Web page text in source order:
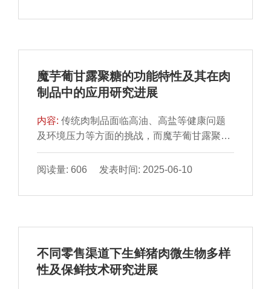
类、6 种酮类、11 种醛类、5 种酯类、10 种
其他成分，聚类分析发现，常温贮藏36 h后鸡
汤挥发性成分变化明显。(E)-2-辛醛、2-甲基
丙醇、乙酸丙酯、苯甲醛、(E)-2-戊醛等刺激
性气味成分可作为预制鸡汤贮藏期间腐败变质
新型营养健康食品的开发成为研究热点。本文
质、营养等不同需求，从加工工艺（超声处
胶体）和功能性（低盐、低脂、低糖、低胆固
醇、高膳食纤维、营养素强化）方面对新型营
展前景进行展望，以期为新型营养肉制品开发
提供理论参考。
魔芋葡甘露聚糖的功能特性及其在肉
制品中的应用研究进展
内容:传统肉制品面临高油、高盐等健康问题
及环境压力等方面的挑战，而魔芋葡甘露聚糖
（konjac glucomannan，KGM）作为一种天
然多糖类食品添加剂，凭借其优良的特性在新
本文以KGM的分子结构为切入点，分析KGM
并基于功能特性探讨其对肉制品的影响及作用
其脂肪含量与热量、影响消化与吸收。此外，
还对其在新型人造肉制品中的应用进行了简要
阅读量: 606 发表时间: 2025-06-10
不同零售渠道下生鲜猪肉微生物多样
性及保鲜技术研究进展